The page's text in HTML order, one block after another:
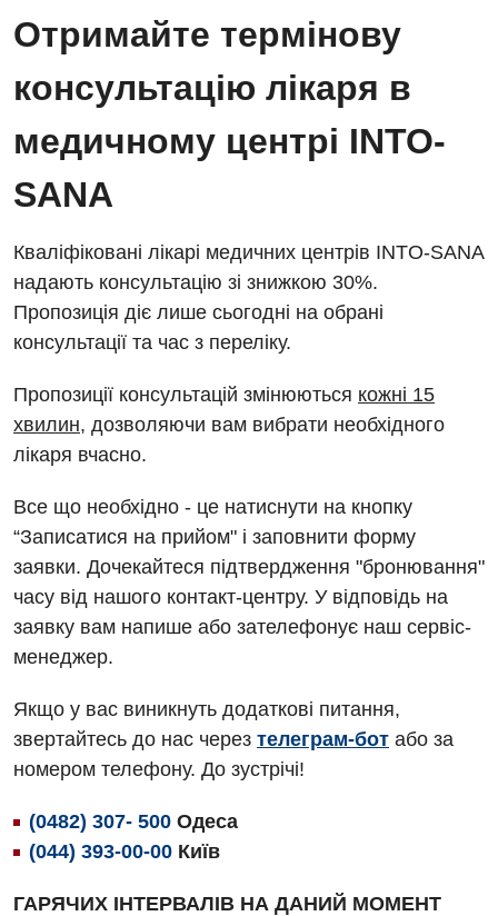
Безкоштовні операції
Енциклопедія
Діагностичне відділення
Ендоскопічне відділення
Комп’ютерна томографія
Нейросонографія
Рентгенографія
УЗД
Для дорослих
Акушерство і гінекологія
Алергологія, імунологія
Андрологія
Безоплатні послуги
Вакцинація
Відділення кардіосудинної патології та неврології
Відділення невідкладних станів
Гастроентерологія
Гінекологічне відділення
Денний стаціонар
Відділ госпіталізації
Відділення невідкладних станів
Відділення інтенсивної терапії
Гінекологічне відділення
Денний стаціонар
Діагностичне відділення
Ендоскопічне відділення
Офтальмологічне відділення
Педіатричне відділення
Терапевтичне відділення
Травматологічне відділення
Урологічне відділення
Хірургічне відділення
Декларування
Лікування гострого інфаркту
Національний скринінг здоров’я 40+
Російська
Отримайте термінову
консультацію лікаря в
медичному центрі INTO-
SANA
Кваліфіковані лікарі медичних центрів INTO-SANA
надають консультацію зі знижкою 30%.
Пропозиція діє лише сьогодні на обрані
консультації та час з переліку.
Пропозиції консультацій змінюються кожні 15
хвилин, дозволяючи вам вибрати необхідного
лікаря вчасно.
Все що необхідно - це натиснути на кнопку
“Записатися на прийом" і заповнити форму
заявки. Дочекайтеся підтвердження "бронювання"
часу від нашого контакт-центру. У відповідь на
заявку вам напише або зателефонує наш сервіс-
менеджер.
Якщо у вас виникнуть додаткові питання,
звертайтесь до нас через телеграм-бот або за
номером телефону. До зустрічі!
(0482) 307- 500 Одеса
(044) 393-00-00 Київ
ГАРЯЧИХ ІНТЕРВАЛІВ НА ДАНИЙ МОМЕНТ